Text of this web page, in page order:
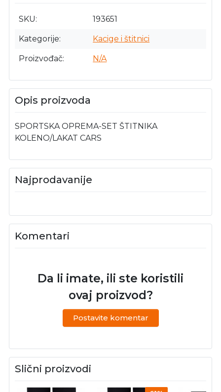
SKU 193651
Kategorije Kacige i štitnici
Proizvođač N/A
Opis proizvoda
SPORTSKA OPREMA-SET ŠTITNIKA
KOLENO/LAKAT CARS
Najprodavanije
Komentari
Da li imate, ili ste koristili
ovaj proizvod?
Postavite komentar
Slični proizvodi